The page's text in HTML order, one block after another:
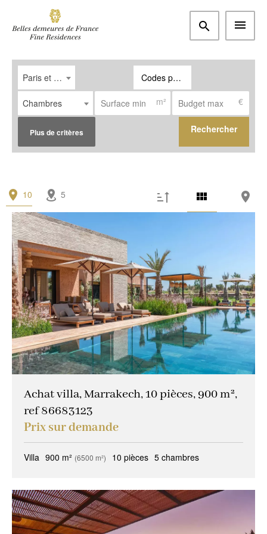
Paris et Ouest parisien Codes postaux, villes
Chambres m² €
Rechercher
Plus de critères
Appartement
Maison / Propriété
Bureau (0)
Garage / Parking (0)
Immeuble (0)
Prestations
Espace extérieur (15)
Stationnement (12)
Ascenseur (46)
Accès personne mobilité réduite
État
Travaux à prévoir (9)
Bon état (9)
Excellent état / neuf (36)
10 5
Achat villa, Marrakech, 10 pièces, 900 m²,
ref 86683123
Prix sur demande
Villa 900 m² (6500 m²) 10 pièces 5 chambres